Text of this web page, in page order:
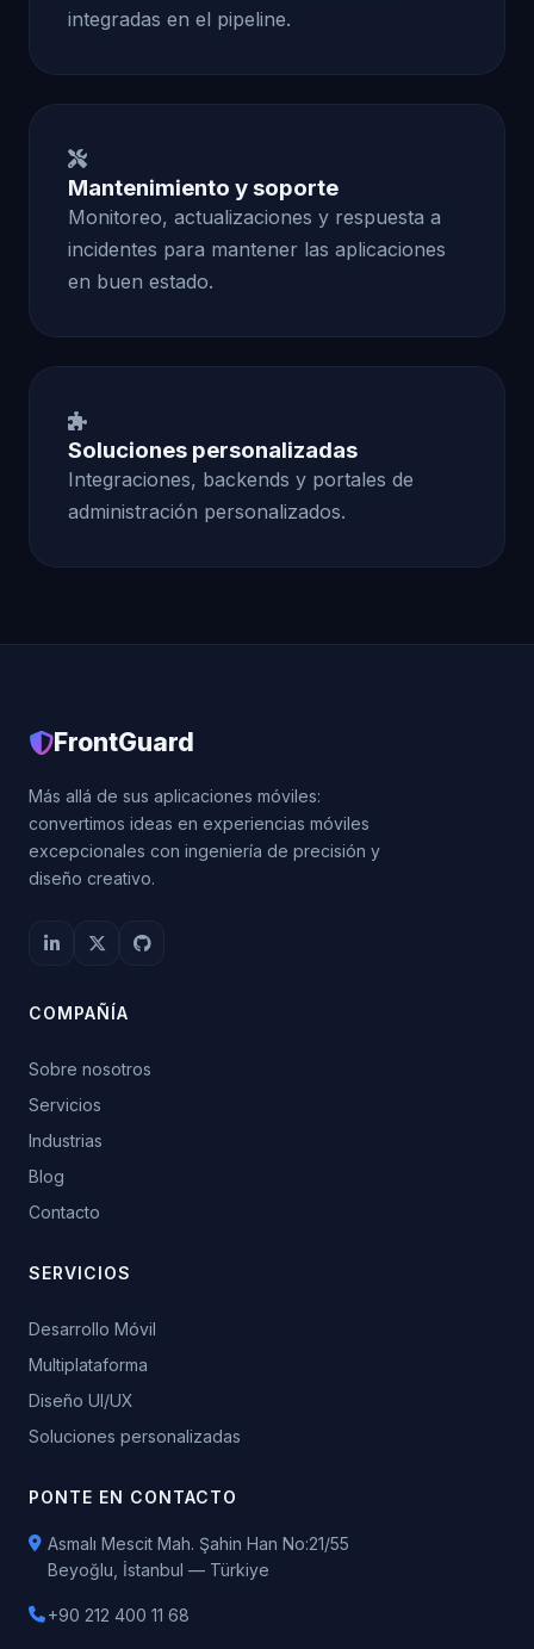
integradas en el pipeline.
Mantenimiento y soporte
Monitoreo, actualizaciones y respuesta a
incidentes para mantener las aplicaciones
en buen estado.
Soluciones personalizadas
Integraciones, backends y portales de
administración personalizados.
FrontGuard
Más allá de sus aplicaciones móviles:
convertimos ideas en experiencias móviles
excepcionales con ingeniería de precisión y
diseño creativo.
COMPAÑÍA
Sobre nosotros
Servicios
Industrias
Blog
Contacto
SERVICIOS
Desarrollo Móvil
Multiplataforma
Diseño UI/UX
Soluciones personalizadas
PONTE EN CONTACTO
Asmalı Mescit Mah. Şahin Han No:21/55
Beyoğlu, İstanbul — Türkiye
+90 212 400 11 68